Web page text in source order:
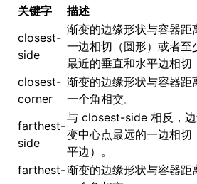
关键字
描述
closest-
side
渐变的边缘形状与容器距
一边相切（圆形）或者至
最近的垂直和水平边相切
closest-
corner
渐变的边缘形状与容器距
一个角相交。
farthest-
side
与 closest-side 相反，
变中心点最远的一边相切
平边）。
farthest-渐变的边缘形状与容器距